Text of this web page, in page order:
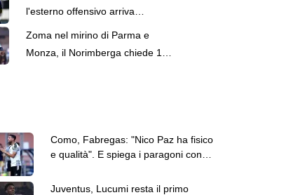
l'esterno offensivo arriva
Zoma nel mirino di Parma e
Monza, il Norimberga chiede 15
Como, Fabregas: "Nico Paz ha fisico
e qualità". E spiega i paragoni con
Juventus, Lucumi resta il primo